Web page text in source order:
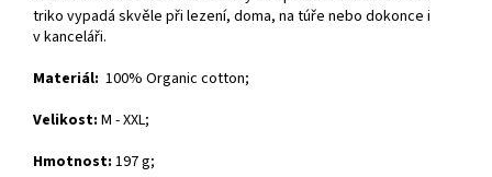
triko vypadá skvěle při lezení, doma, na túře nebo dokonce i
v kanceláři.
Materiál: 100% Organic cotton;
Velikost: M - XXL;
Hmotnost: 197 g;